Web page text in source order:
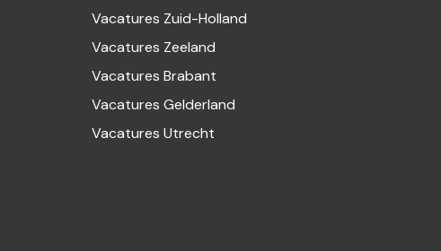
Vacatures Zuid-Holland
Vacatures Zeeland
Vacatures Brabant
Vacatures Gelderland
Vacatures Utrecht